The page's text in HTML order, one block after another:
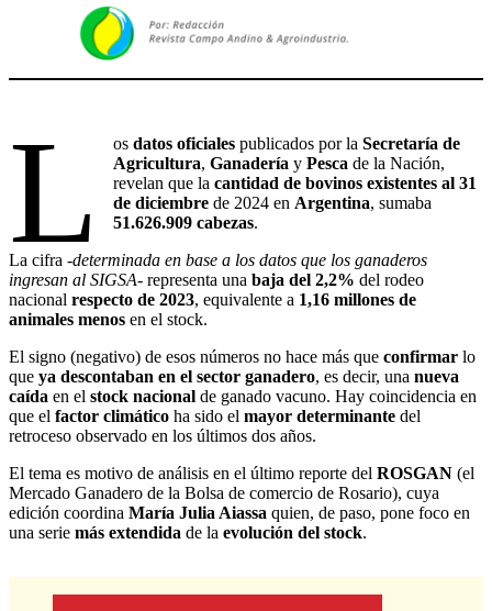
L osdatos oficiales publicados por laSecretaría de
Agricultura,Ganadería yPesca de la Nación,
revelan que lacantidad de bovinos existentes al 31
de diciembre de 2024 en Argentina, sumaba
51.626.909 cabezas.
La cifra -determinada en base a los datos que los ganaderos
ingresan al SIGSA- representa una baja del 2,2% del rodeo
nacional respecto de 2023, equivalente a 1,16 millones de
animales menos en el stock.
El signo (negativo) de esos números no hace más que confirmar lo
que ya descontaban en el sector ganadero, es decir, una nueva
caída en el stock nacional de ganado vacuno. Hay coincidencia en
que el factor climático ha sido el mayor determinante del
retroceso observado en los últimos dos años.
El tema es motivo de análisis en el último reporte del ROSGAN (el
Mercado Ganadero de la Bolsa de comercio de Rosario), cuya
edición coordina María Julia Aiassa quien, de paso, pone foco en
una serie más extendida de la evolución del stock.